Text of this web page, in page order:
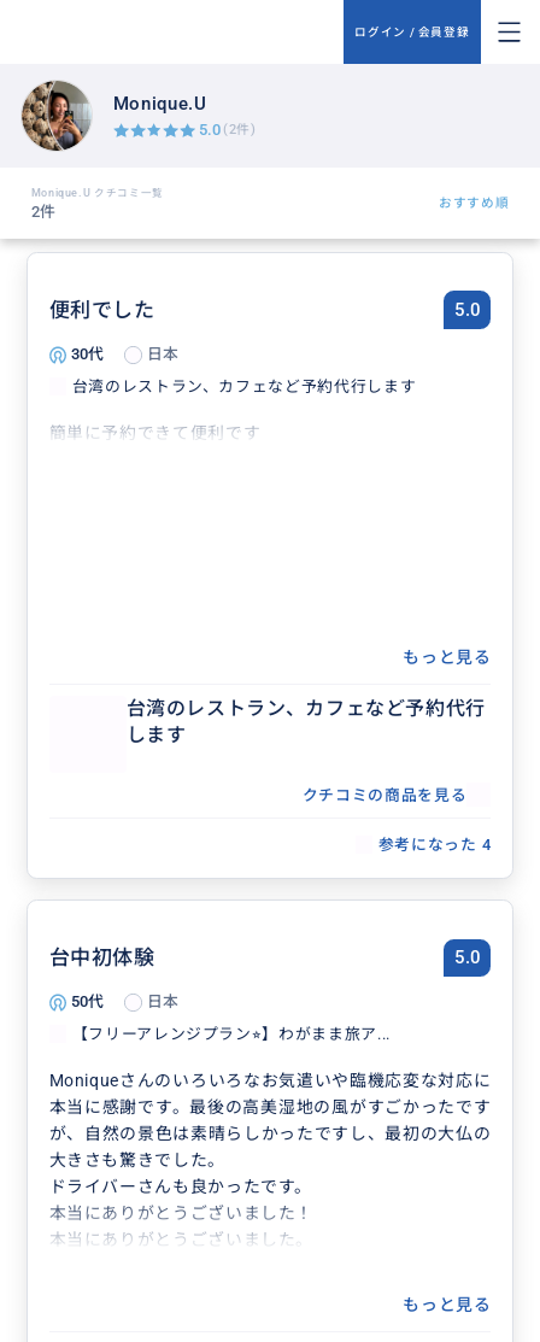
ログイン / 会員登録
Monique.U
5.0 (2件)
Monique.U クチコミ一覧
2件 おすすめ順
便利でした 5.0
30代
日本
台湾のレストラン、カフェなど予約代行します
簡単に予約できて便利です
もっと見る
台湾のレストラン、カフェなど予約代行
します
クチコミの商品を見る
参考になった 4
台中初体験 5.0
50代
日本
【フリーアレンジプラン⭐︎】わがまま旅ア...
Moniqueさんのいろいろなお気遣いや臨機応変な対応に
本当に感謝です。最後の高美湿地の風がすごかったです
が、自然の景色は素晴らしかったですし、最初の大仏の
大きさも驚きでした。
ドライバーさんも良かったです。
本当にありがとうございました！
本当にありがとうございました。
もっと見る